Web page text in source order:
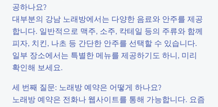
공하나요?
대부분의 강남 노래방에서는 다양한 음료와 안주를 제공
합니다. 일반적으로 맥주, 소주, 칵테일 등의 주류와 함께
피자, 치킨, 나초 등 간단한 안주를 선택할 수 있습니다.
일부 장소에서는 특별한 메뉴를 제공하기도 하니, 미리
확인해 보세요.
세 번째 질문: 노래방 예약은 어떻게 하나요?
노래방 예약은 전화나 웹사이트를 통해 가능합니다. 요즘